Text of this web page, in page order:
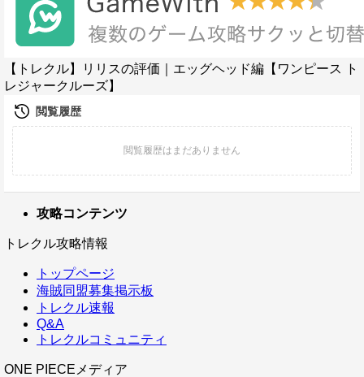
【トレクル】リリスの評価｜エッグヘッド編【ワンピース ト
レジャークルーズ】
攻略コンテンツ
トレクル攻略情報
トップページ
海賊同盟募集掲示板
トレクル速報
Q&A
トレクルコミュニティ
ONE PIECEメディア